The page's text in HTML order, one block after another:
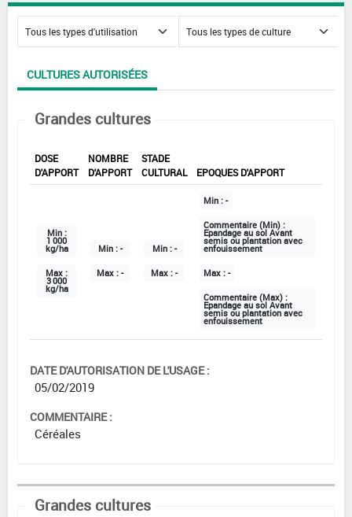
CULTURES AUTORISÉES
Grandes cultures
DOSE
D'APPORT
NOMBRE
D'APPORT
STADE
CULTURAL
EPOQUES D'APPORT
Min :
1 000
kg/ha
Max :
3 000
kg/ha
Min : -
Max : -
Min : -
Max : -
Min : -
Commentaire (Min) :
Epandage au sol Avant
semis ou plantation avec
enfouissement
Max : -
Commentaire (Max) :
Epandage au sol Avant
semis ou plantation avec
enfouissement
DATE D'AUTORISATION DE L'USAGE :
05/02/2019
COMMENTAIRE :
Céréales
Grandes cultures